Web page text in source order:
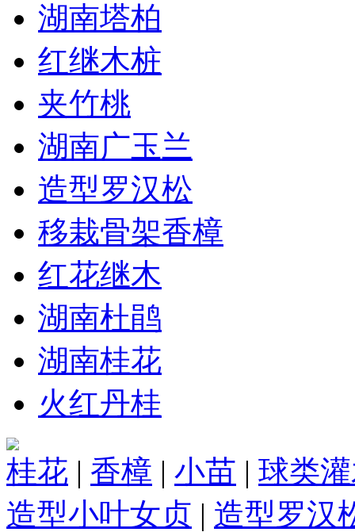
湖南塔柏
红继木桩
夹竹桃
湖南广玉兰
造型罗汉松
移栽骨架香樟
红花继木
湖南杜鹃
湖南桂花
火红丹桂
桂花 | 香樟 | 小苗 | 球类
造型小叶女贞 | 造型罗汉